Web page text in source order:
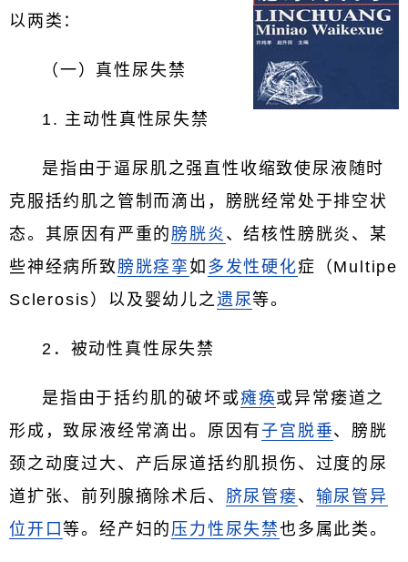
以两类：
（一）真性尿失禁
1. 主动性真性尿失禁
是指由于逼尿肌之强直性收缩致使尿液随时
克服括约肌之管制而滴出，膀胱经常处于排空状
态。其原因有严重的膀胱炎 、结核性膀胱炎、某
些神经病所致膀胱痉挛如 多发性硬化症（Multipe
Sclerosis）以及婴幼儿之遗尿等。
2．被动性真性尿失禁
是指由于括约肌的破坏或瘫痪或异常瘘道之
形成，致尿液经常滴出。原因有 子宫脱垂、膀胱
颈之动度过大、产后尿道括约肌损伤、过度的尿
道扩张、前列腺摘除术后、 脐尿管瘘、 输尿管异
位开口等。经产妇的 压力性尿失禁也多属此类。